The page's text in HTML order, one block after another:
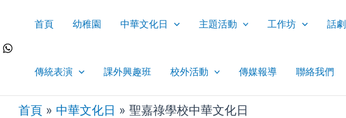
首頁 幼稚園 中華文化日 主題活動 工作坊 話劇
傳統表演 課外興趣班 校外活動 傳媒報導 聯絡我們
首頁 » 中華文化日 » 聖嘉祿學校中華文化日